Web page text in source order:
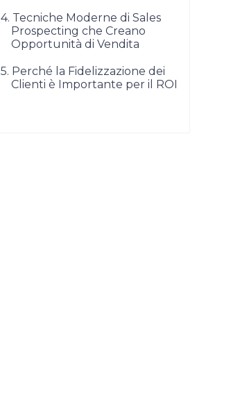
4. Tecniche Moderne di Sales
Prospecting che Creano
Opportunità di Vendita
5. Perché la Fidelizzazione dei
Clienti è Importante per il ROI